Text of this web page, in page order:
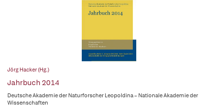
Jörg Hacker (Hg.)
Jahrbuch 2014
Deutsche Akademie der Naturforscher Leopoldina – Nationale Akademie der
Wissenschaften